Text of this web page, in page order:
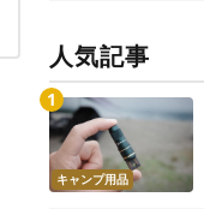
人気記事
キャンプ用品